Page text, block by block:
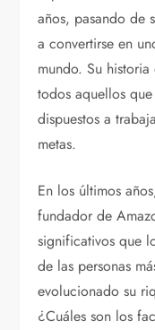
años, pasando de
a convertirse en
mundo. Su
todos aquellos
dispuestos a
metas.
En los últimos
fundador de
significativos que
de las personas
evolucionado su
¿Cuáles son los